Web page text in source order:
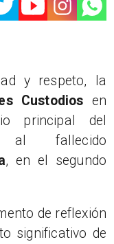
y respeto, la
Custodios en
principal del
al fallecido
, en el segundo
de reflexión
significativo de